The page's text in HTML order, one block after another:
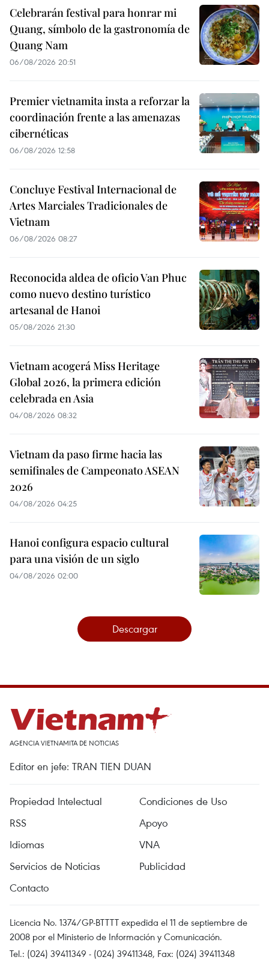
Celebrarán festival para honrar mi
Quang, símbolo de la gastronomía de
Quang Nam
06/08/2026 20:51
Premier vietnamita insta a reforzar la
coordinación frente a las amenazas
cibernéticas
06/08/2026 12:58
Concluye Festival Internacional de
Artes Marciales Tradicionales de
Vietnam
06/08/2026 08:27
Reconocida aldea de oficio Van Phuc
como nuevo destino turístico
artesanal de Hanoi
05/08/2026 21:30
Vietnam acogerá Miss Heritage
Global 2026, la primera edición
celebrada en Asia
04/08/2026 08:32
Vietnam da paso firme hacia las
semifinales de Campeonato ASEAN
2026
04/08/2026 04:25
Hanoi configura espacio cultural
para una visión de un siglo
04/08/2026 02:00
Descargar
AGENCIA VIETNAMITA DE NOTICIAS
Editor en jefe: TRAN TIEN DUAN
Propiedad Intelectual
Condiciones de Uso
RSS
Apoyo
Idiomas
VNA
Servicios de Noticias
Publicidad
Contacto
Licencia No. 1374/GP-BTTTT expedida el 11 de septiembre de
2008 por el Ministerio de Información y Comunicación.
Tel.: (024) 39411349 - (024) 39411348, Fax: (024) 39411348